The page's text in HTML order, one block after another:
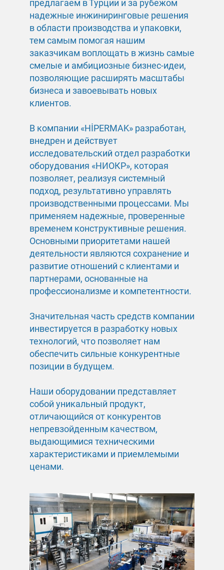
предлагаем в Турции и за рубежом
надежные инжиниринговые решения
в области производства и упаковки,
тем самым помогая нашим
заказчикам воплощать в жизнь самые
смелые и амбициозные бизнес-идеи,
позволяющие расширять масштабы
бизнеса и завоевывать новых
клиентов.
В компании «HİPERMAK» разработан,
внедрен и действует
исследовательский отдел разработки
оборудования «НИОКР», которая
позволяет, реализуя системный
подход, результативно управлять
производственными процессами. Мы
применяем надежные, проверенные
временем конструктивные решения.
Основными приоритетами нашей
деятельности являются сохранение и
развитие отношений с клиентами и
партнерами, основанные на
профессионализме и компетентности.
Значительная часть средств компании
инвестируется в разработку новых
технологий, что позволяет нам
обеспечить сильные конкурентные
позиции в будущем.
Наши оборудовании представляет
собой уникальный продукт,
отличающийся от конкурентов
непревзойденным качеством,
выдающимися техническими
характеристиками и приемлемыми
ценами.